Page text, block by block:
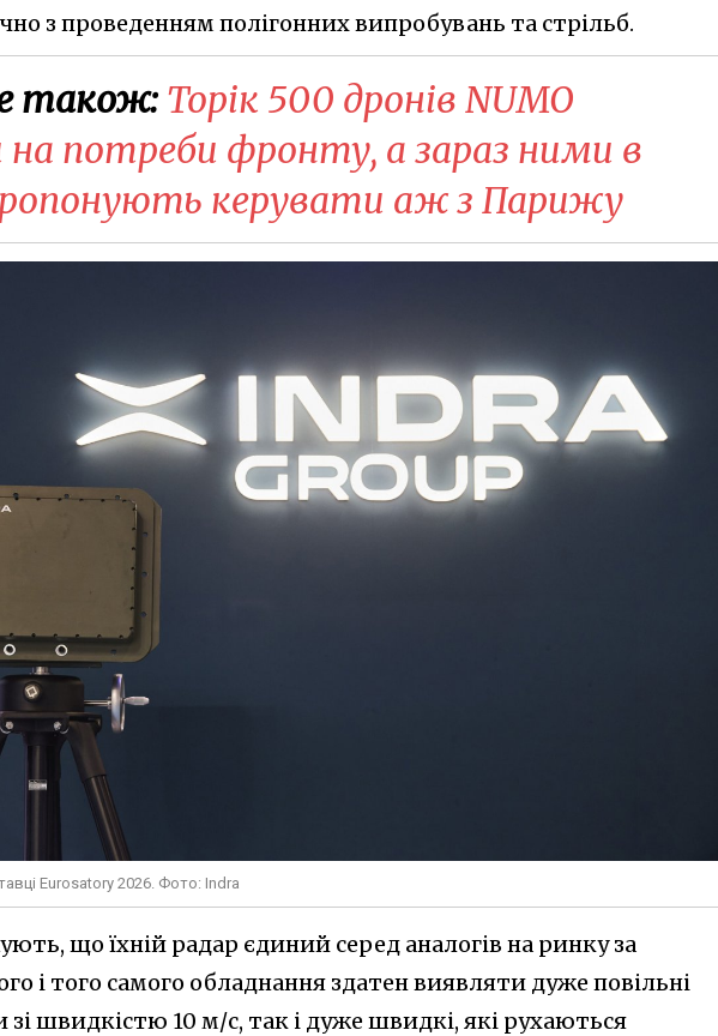
з проведенням полігонних випробувань та стрільб.
також: Торік 500 дронів NUMO
на потреби фронту, а зараз ними в
керувати аж з Парижу
Eurosatory 2026. Фото: Indra
що їхній радар єдиний серед аналогів на ринку за
і того самого обладнання здатен виявляти дуже повільні
зі швидкістю 10 м/с, так і дуже швидкі, які рухаються